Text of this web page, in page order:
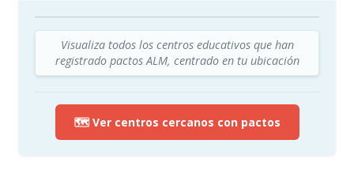
Visualiza todos los centros educativos que han
registrado pactos ALM, centrado en tu ubicación
🗺️ Ver centros cercanos con pactos